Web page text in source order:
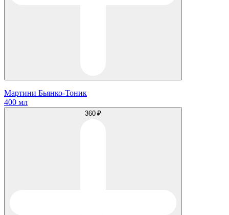
Мартини Бьянко-Тоник
400 мл
360 ₽